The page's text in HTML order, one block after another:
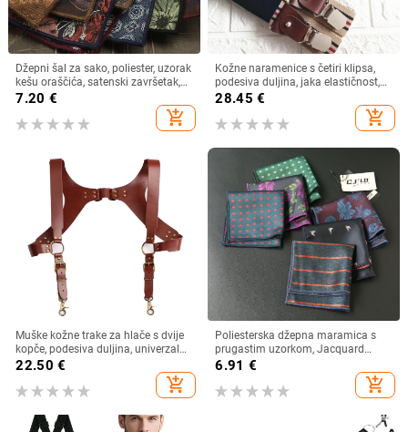
Džepni šal za sako, poliester, uzorak
kešu oraščića, satenski završetak,
moderan stil, standardna širina
7.20 €
add_shopping_cart
Kožne naramenice s četiri klipsa,
podesiva duljina, jaka elastičnost,
mogućnost prilagodbe
28.45 €
add_shopping_cart
Muške kožne trake za hlače s dvije
kopče, podesiva duljina, univerzalna
veličina
22.50 €
add_shopping_cart
Poliesterska džepna maramica s
prugastim uzorkom, Jacquard
tkanina, ležerni stil, za odrasle, zima
6.91 €
add_shopping_cart